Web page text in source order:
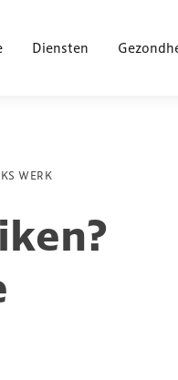
Diensten
WERK